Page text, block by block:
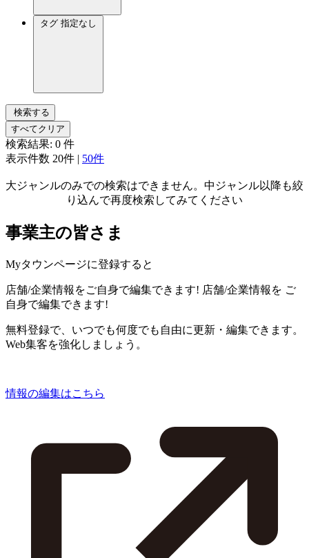
タグ 指定なし
検索する
すべてクリア
検索結果: 0 件
表示件数 20件 | 50件
大ジャンルのみでの検索はできません。中ジャンル以降も絞
り込んで再度検索してみてください
事業主の皆さま
Myタウンページに登録すると
店舗/企業情報をご自身で編集できます! 店舗/企業情報を ご
自身で編集できます!
無料登録で、いつでも何度でも自由に更新・編集できます。
Web集客を強化しましょう。
情報の編集はこちら